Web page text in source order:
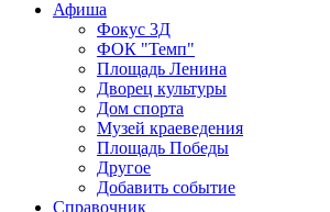
Афиша
Фокус 3Д
ФОК "Темп"
Площадь Ленина
Дворец культуры
Дом спорта
Музей краеведения
Площадь Победы
Другое
Добавить событие
Справочник